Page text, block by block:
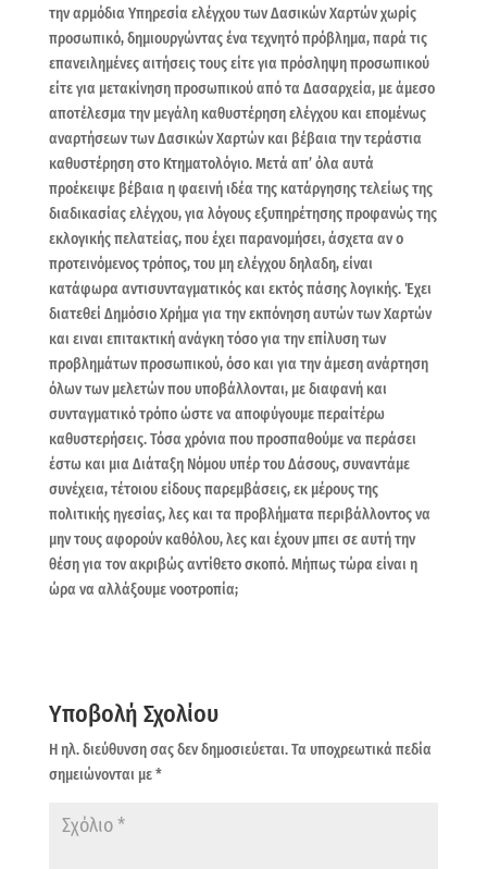
την αρμόδια Υπηρεσία ελέγχου των Δασικών Χαρτών χωρίς
προσωπικό, δημιουργώντας ένα τεχνητό πρόβλημα, παρά τις
επανειλημένες αιτήσεις τους είτε για πρόσληψη προσωπικού
είτε για μετακίνηση προσωπικού από τα Δασαρχεία, με άμεσο
αποτέλεσμα την μεγάλη καθυστέρηση ελέγχου και επομένως
αναρτήσεων των Δασικών Χαρτών και βέβαια την τεράστια
καθυστέρηση στο Κτηματολόγιο. Μετά απ’ όλα αυτά
προέκειψε βέβαια η φαεινή ιδέα της κατάργησης τελείως της
διαδικασίας ελέγχου, για λόγους εξυπηρέτησης προφανώς της
εκλογικής πελατείας, που έχει παρανομήσει, άσχετα αν ο
προτεινόμενος τρόπος, του μη ελέγχου δηλαδη, είναι
κατάφωρα αντισυνταγματικός και εκτός πάσης λογικής. Έχει
διατεθεί Δημόσιο Χρήμα για την εκπόνηση αυτών των Χαρτών
και ειναι επιτακτική ανάγκη τόσο για την επίλυση των
προβλημάτων προσωπικού, όσο και για την άμεση ανάρτηση
όλων των μελετών που υποβάλλονται, με διαφανή και
συνταγματικό τρόπο ώστε να αποφύγουμε περαίτέρω
καθυστερήσεις. Τόσα χρόνια που προσπαθούμε να περάσει
έστω και μια Διάταξη Νόμου υπέρ του Δάσους, συναντάμε
συνέχεια, τέτοιου είδους παρεμβάσεις, εκ μέρους της
πολιτικής ηγεσίας, λες και τα προβλήματα περιβάλλοντος να
μην τους αφορούν καθόλου, λες και έχουν μπει σε αυτή την
θέση για τον ακριβώς αντίθετο σκοπό. Μήπως τώρα είναι η
ώρα να αλλάξουμε νοοτροπία;
Υποβολή Σχολίου
Η ηλ. διεύθυνση σας δεν δημοσιεύεται.Τα υποχρεωτικά πεδία
σημειώνονται με*